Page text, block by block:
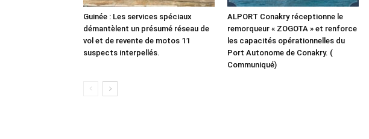
Guinée : Les services spéciaux
démantèlent un présumé réseau de
vol et de revente de motos 11
suspects interpellés.
ALPORT Conakry réceptionne le
remorqueur « ZOGOTA » et renforce
les capacités opérationnelles du
Port Autonome de Conakry. (
Communiqué)